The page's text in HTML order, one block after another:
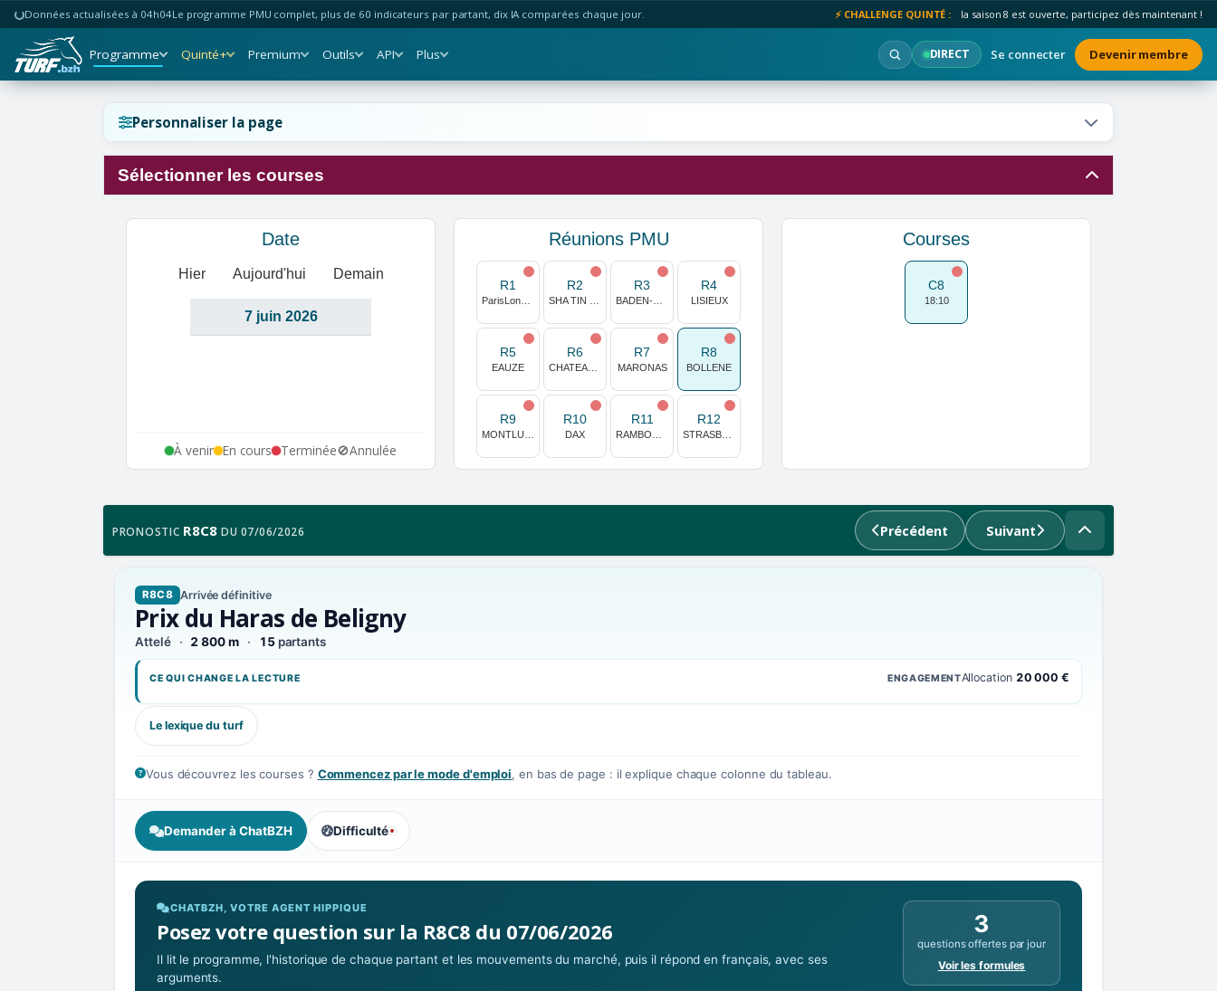
Données actualisées à 04h04Le programme PMU complet, plus de 60 indicateurs par partant, dix IA comparées chaque jour. ⚡ CHALLENGE QUINTÉ : la saison 8 est ouverte, participez dès maintenant !
Programme Quinté+ Premium Outils API Plus DIRECT Se connecter Devenir membre
Personnaliser la page
Sélectionner les courses
Date
Hier Aujourd'hui Demain
À venir En cours Terminée🚫Annulée
Réunions PMU
R1 R2 R3 R4
LISIEUX
R5
EAUZE
R6 R7
MARONAS
R8
BOLLENE
R9 R10
DAX
R11 R12
Courses
C8
18:10
PRONOSTIC R8C8 DU 07/06/2026 Précédent Suivant
R8C8 Arrivée définitive
Prix du Haras de Beligny
Attelé 2 800 m 15partants
CE QUI CHANGE LA LECTURE ENGAGEMENTAllocation 20 000 €
Le lexique du turf
Vous découvrez les courses ? Commencez par le mode d'emploi, en bas de page : il explique chaque colonne du tableau.
Demander à ChatBZH Difficulté
, tendance des parieurs : Extrême
CHATBZH, VOTRE AGENT HIPPIQUE
Posez votre question sur la R8C8 du 07/06/2026
Il lit le programme, l'historique de chaque partant et les mouvements du marché, puis il répond en français, avec ses
arguments.
3
questions offertes par jour
Voir les formules
Réinitialiser l'affichage ?
Annuler